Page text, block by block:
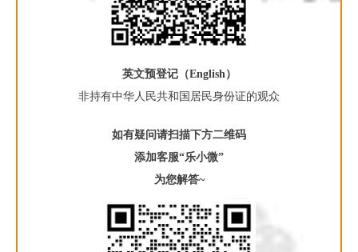
英文预登记（English）
非持有中华人民共和国居民身份证的观众
如有疑问请扫描下方二维码
添加客服“乐小微”
为您解答~